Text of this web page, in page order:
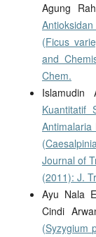
Agung
(Ficus
and
Chem.
Kuantitatif
Journal of
(2011): J.
Ayu Nala
Cindi
(Syzygium